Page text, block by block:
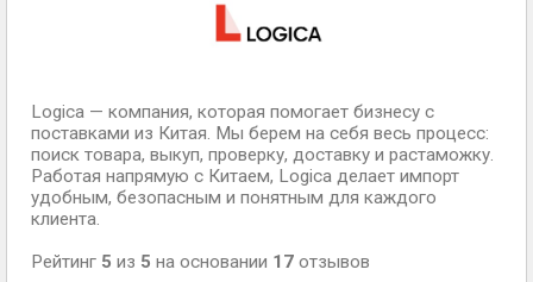
Logica — компания, которая помогает бизнесу с
поставками из Китая. Мы берем на себя весь процесс:
поиск товара, выкуп, проверку, доставку и растаможку.
Работая напрямую с Китаем, Logica делает импорт
удобным, безопасным и понятным для каждого
клиента.
Рейтинг 5 из 5 на основании 17 отзывов